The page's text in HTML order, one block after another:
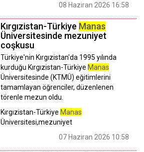
08 Haziran 2026 16:58
Kırgızistan-Türkiye Manas
Üniversitesinde mezuniyet
coşkusu
Türkiye'nin Kırgızistan'da 1995 yılında
kurduğu Kırgızistan-Türkiye Manas
Üniversitesinde (KTMÜ) eğitimlerini
tamamlayan öğrenciler, düzenlenen
törenle mezun oldu.
Kırgızistan-Türkiye Manas
Üniversitesi,mezuniyet
07 Haziran 2026 10:58